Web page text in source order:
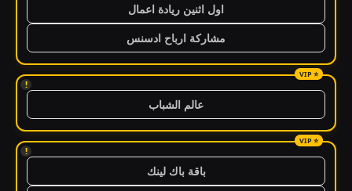
اول اثنين ريادة اعمال
مشاركة ارباح ادسنس
!
عالم الشباب
!
باقة باك لينك